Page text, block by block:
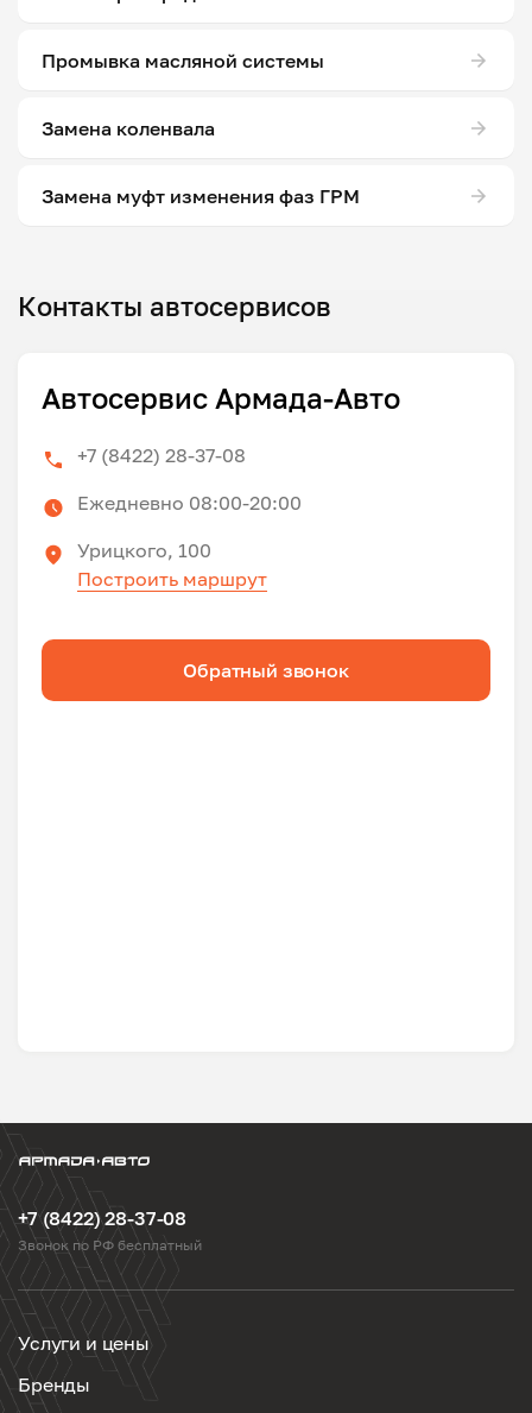
Промывка масляной системы
Замена коленвала
Замена муфт изменения фаз ГРМ
Контакты автосервисов
Автосервис Армада-Авто
+7 (8422) 28-37-08
Ежедневно 08:00-20:00
Урицкого, 100
Построить маршрут
Обратный звонок
+7 (8422) 28-37-08
Звонок по РФ бесплатный
Услуги и цены
Бренды